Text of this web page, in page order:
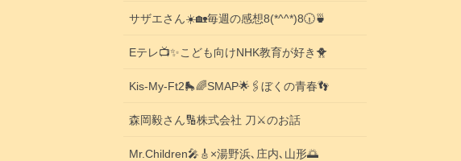
サザエさん☀️🏡毎週の感想8(*^^*)8🕡️🍵
Eテレ📺️✨こども向けNHK教育が好き🐥
Kis-My-Ft2🛼🌈SMAP🌟🖇️ぼくの青春👣
森岡毅さん🔢株式会社 刀⚔️のお話
Mr.Children🎤🎸×湯野浜､庄内､山形🌅